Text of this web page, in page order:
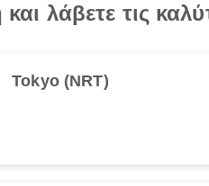
και λάβετε τις
Tokyo (NRT)